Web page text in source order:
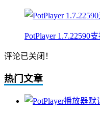
PotPlayer 1.7.22590
评论已关闭！
热门文章